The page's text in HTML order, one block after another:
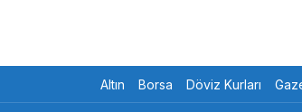
Altın Borsa Döviz Kurları